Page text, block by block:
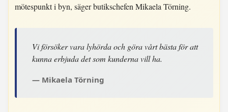
mötespunkt i byn, säger butikschefen Mikaela Törning.
Vi försöker vara lyhörda och göra vårt bästa för att
kunna erbjuda det som kunderna vill ha.
Mikaela Törning